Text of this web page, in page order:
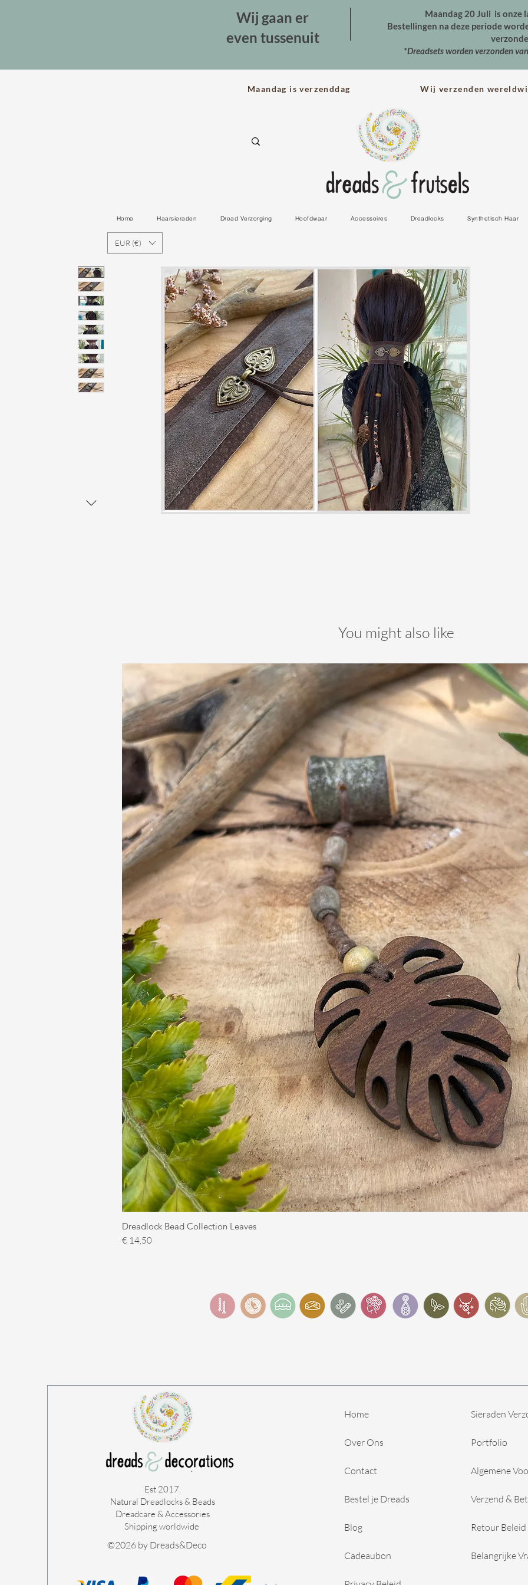
Wij gaan er
even tussenuit
Maandag 20 Juli is onze
Bestellingen na deze periode
*Dreadsets worden verzonden
Maandag is verzenddag Wij verzenden
Home Haarsieraden Dread Verzorging Hoofdwaar Accessoires Dreadlocks Synthetisch Haar
EUR (€)
You might also like
Dreadlock Bead Collection Leaves
Prijs
€ 14,50
Est 2017.
Natural Dreadlocks & Beads
Dreadcare & Accessories
Shipping worldwide ​
©2026 by Dreads&Deco
Home
Over Ons
Contact
Bestel je Dreads
Blog
Cadeaubon
Sieraden
Portfolio
Algemene
Verzend &
Retour Beleid
Belangrijke